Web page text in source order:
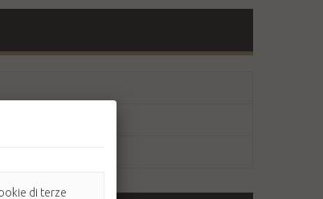
di terze